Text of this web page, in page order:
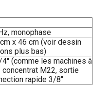
monophase
x 46 cm (voir dessin
plus bas)
4'' (comme les machines à
concentrat M22, sortie
rapide 3/8''